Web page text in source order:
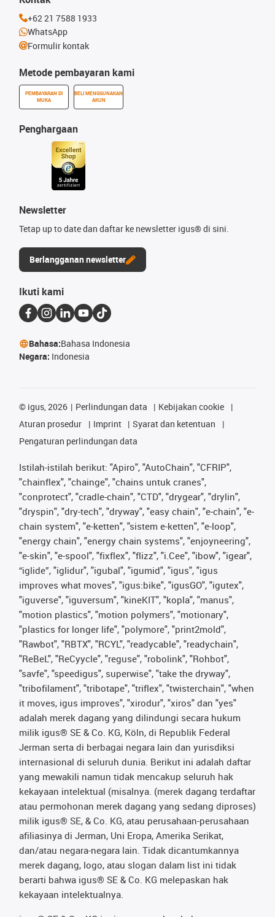
Metode pembayaran kami
PEMBAYARAN DI
MUKA
BELI MENGGUNAKAN
AKUN
Penghargaan
Newsletter
Tetap up to date dan daftar ke newsletter igus® di sini.
Berlangganan newsletter
+62 21 7588 1933
WhatsApp
Formulir kontak
Ikuti kami
Bahasa:Bahasa Indonesia
Negara: Indonesia
© igus, 2026 Perlindungan data
Kebijakan cookie
Aturan prosedur
Imprint
Syarat dan ketentuan
Pengaturan perlindungan data
Istilah-istilah berikut: "Apiro", "AutoChain", "CFRIP",
"chainflex", "chainge", "chains untuk cranes",
"conprotect", "cradle-chain", "CTD", "drygear", "drylin",
"dryspin", "dry-tech", "dryway", "easy chain", "e-chain", "e-
chain system", "e-ketten", "sistem e-ketten", "e-loop",
"energy chain", "energy chain systems", "enjoyneering",
"e-skin", "e-spool", "fixflex", "flizz", "i.Cee", "ibow", "igear",
“iglide”, "iglidur", "igubal", "igumid", "igus", "igus
improves what moves", "igus:bike", "igusGO", "igutex",
"iguverse", "iguversum", "kineKIT", "kopla", "manus",
"motion plastics", "motion polymers", "motionary",
"plastics for longer life", "polymore", "print2mold",
"Rawbot", "RBTX", "RCYL", "readycable", "readychain",
"ReBeL", "ReCyycle", "reguse", "robolink", "Rohbot",
"savfe", "speedigus", superwise", "take the dryway",
"tribofilament", "tribotape", "triflex", "twisterchain", "when
it moves, igus improves", "xirodur", "xiros" dan "yes"
adalah merek dagang yang dilindungi secara hukum
milik igus® SE & Co. KG, Köln, di Republik Federal
Jerman serta di berbagai negara lain dan yurisdiksi
internasional di seluruh dunia. Berikut ini adalah daftar
yang mewakili namun tidak mencakup seluruh hak
kekayaan intelektual (misalnya. (merek dagang terdaftar
atau permohonan merek dagang yang sedang diproses)
milik igus® SE, & Co. KG, atau perusahaan-perusahaan
afiliasinya di Jerman, Uni Eropa, Amerika Serikat,
dan/atau negara-negara lain. Tidak dicantumkannya
merek dagang, logo, atau slogan dalam list ini tidak
berarti bahwa igus® SE & Co. KG melepaskan hak
kekayaan intelektualnya.